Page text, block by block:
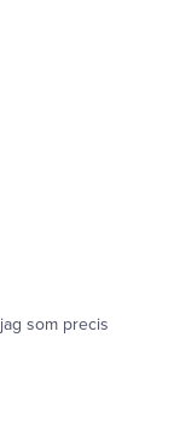
som precis